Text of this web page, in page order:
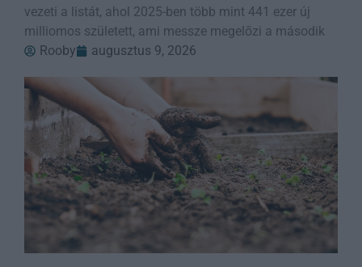
vezeti a listát, ahol 2025-ben több mint 441 ezer új
milliomos született, ami messze megelőzi a második
Rooby
augusztus 9, 2026